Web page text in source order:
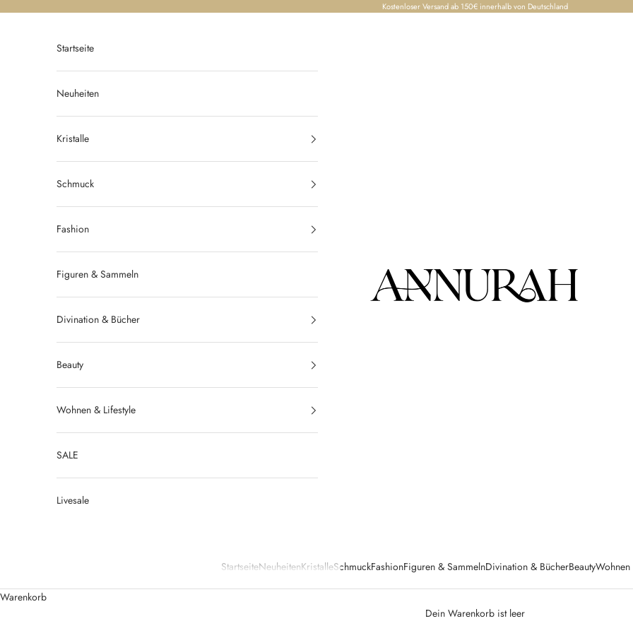
Kostenloser Versand ab 150€ innerhalb von Deutschland
Annurah
StartseiteNeuheitenKristalleSchmuckFashionFiguren & SammelnDivination & BücherBeautyWohnen
Startseite
Neuheiten
Kristalle
Schmuck
Fashion
Figuren & Sammeln
Divination & Bücher
Beauty
Wohnen & Lifestyle
SALE
Livesale
Warenkorb
Dein Warenkorb ist leer